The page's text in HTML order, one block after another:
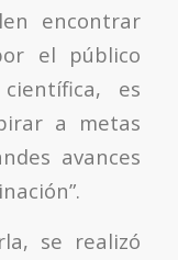
encontrar
el público
es
a metas
avances
se realizó